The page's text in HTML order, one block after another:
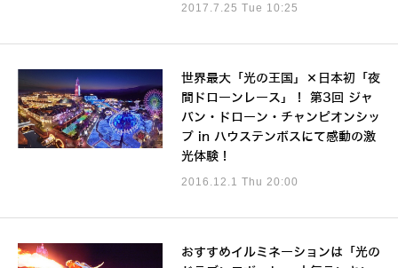
2017.7.25 Tue 10:25
世界最大「光の王国」×日本初「夜
間ドローンレース」！ 第3回 ジャ
パン・ドローン・チャンピオンシッ
プ in ハウステンボスにて感動の激
光体験！
2016.12.1 Thu 20:00
おすすめイルミネーションは「光の